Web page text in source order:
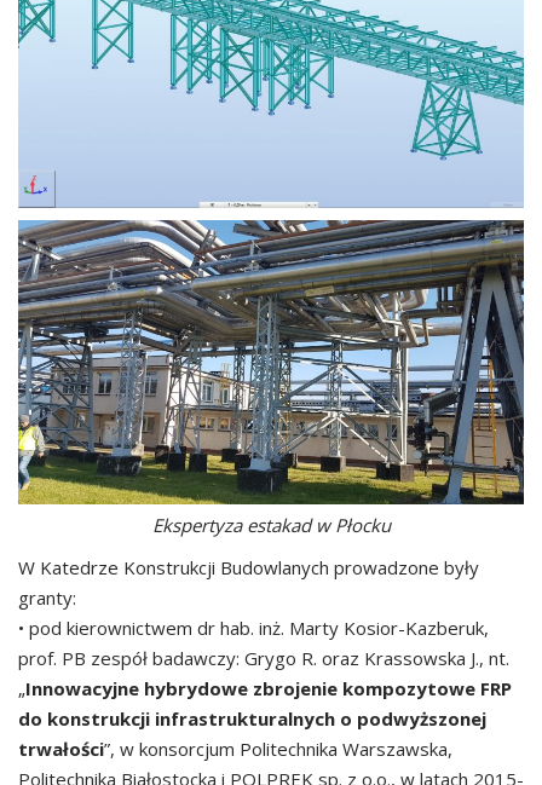
Ekspertyza estakad w Płocku
W Katedrze Konstrukcji Budowlanych prowadzone były
granty:
• pod kierownictwem dr hab. inż. Marty Kosior-Kazberuk,
prof. PB zespół badawczy: Grygo R. oraz Krassowska J., nt.
„Innowacyjne hybrydowe zbrojenie kompozytowe FRP
do konstrukcji infrastrukturalnych o podwyższonej
trwałości”, w konsorcjum Politechnika Warszawska,
Politechnika Białostocka i POLPREK sp. z o.o., w latach 2015-